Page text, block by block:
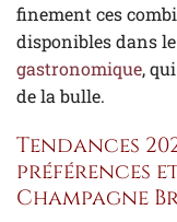
finement ces
disponibles dans
gastronomique,
de la bulle.
Tendances
préférences
Champagne